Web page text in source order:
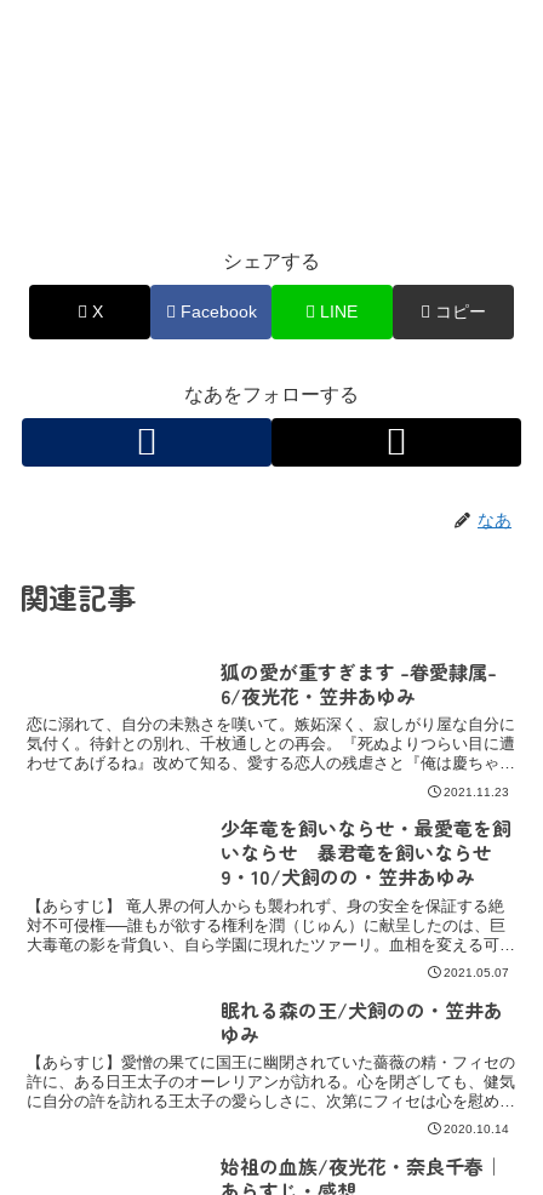
シェアする
X Facebook LINE コピー
なあをフォローする
なあ
関連記事
狐の愛が重すぎます -眷愛隷属-
6/夜光花・笠井あゆみ
恋に溺れて、自分の未熟さを嘆いて。嫉妬深く、寂しがり屋な自分に
気付く。待針との別れ、千枚通しとの再会。『死ぬよりつらい目に遭
わせてあげるね』改めて知る、愛する恋人の残虐さと『俺は慶ちゃん
が一番大事。慶ちゃん以外はどうでもいい。』自分にだけ向...2021.11.23
少年竜を飼いならせ・最愛竜を飼
いならせ 暴君竜を飼いならせ
9・10/犬飼のの・笠井あゆみ
【あらすじ】 竜人界の何人からも襲われず、身の安全を保証する絶
対不可侵権──誰もが欲する権利を潤（じゅん）に献呈したのは、巨
大毒竜の影を背負い、自ら学園に現れたツァーリ。血相を変える可畏
（かい）をよそに、逡巡しつつも潤は、家族の安全のために...2021.05.07
眠れる森の王/犬飼のの・笠井あ
ゆみ
【あらすじ】愛憎の果てに国王に幽閉されていた薔薇の精・フィセの
許に、ある日王太子のオーレリアンが訪れる。心を閉ざしても、健気
に自分の許を訪れる王太子の愛らしさに、次第にフィセは心を慰めら
れていく。17歳になったオーレリアンは、必ずフィセを解...2020.10.14
始祖の血族/夜光花・奈良千春｜